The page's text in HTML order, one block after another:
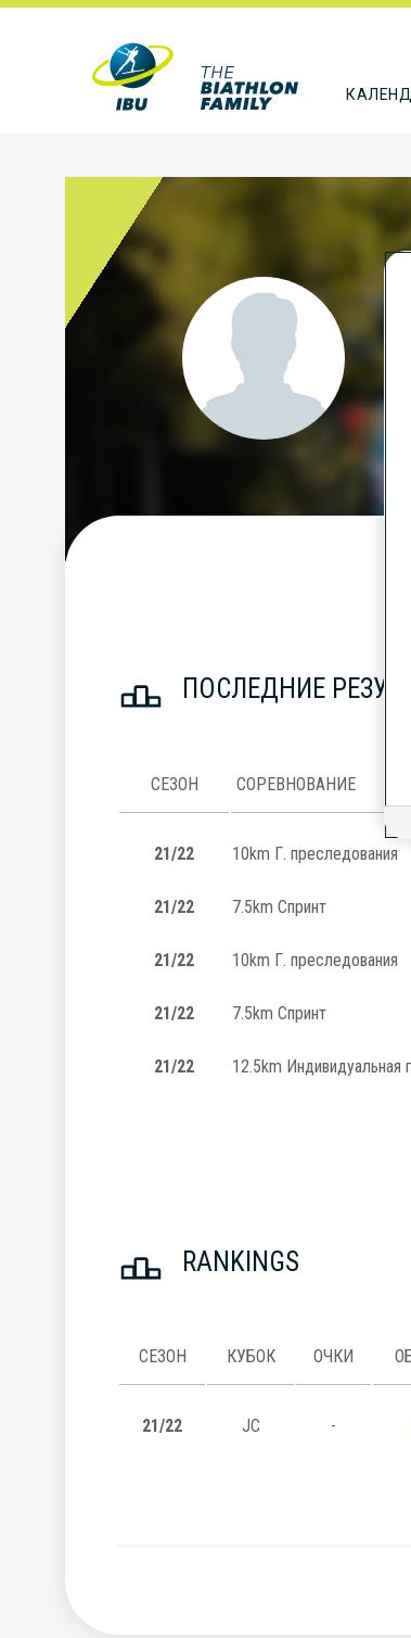
ПОСЛЕДНИЕ
СЕЗОН СОРЕВНОВАНИЕ
21/22 10km Г. преследования
21/22 7.5km Спринт
21/22 10km Г. преследования
21/22 7.5km Спринт
21/22 12.5km Индивидуальная г.
RANKINGS
СЕЗОН КУБОК ОЧКИ
21/22 JC -